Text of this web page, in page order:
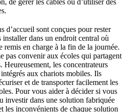
d’accueil sont conçues pour rester
dans un endroit central où
remis en charge à la fin de la journée.
pas convenir aux écoles qui partagent
Heureusement, les concentrateurs
aux chariots mobiles. Ils
et de transporter facilement les
Pour vous aider à décider si vous
investir dans une solution fabriquée
les inconvénients de chaque solution